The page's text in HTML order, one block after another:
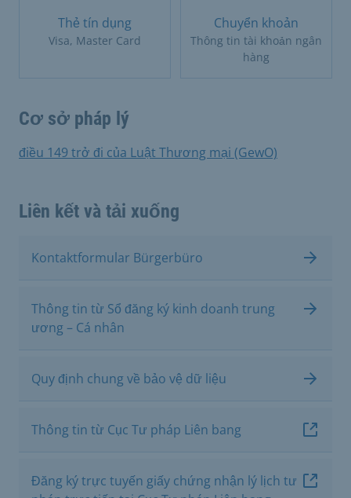
Thẻ tín dụng
Visa, Master Card
Chuyển khoản
Thông tin tài khoản ngân
hàng
Cơ sở pháp lý
điều 149 trở đi của Luật Thương mại (GewO)
Liên kết và tải xuống
Kontaktformular Bürgerbüro
Thông tin từ Sổ đăng ký kinh doanh trung
ương – Cá nhân
Quy định chung về bảo vệ dữ liệu
Thông tin từ Cục Tư pháp Liên bang
Đăng ký trực tuyến giấy chứng nhận lý lịch tư